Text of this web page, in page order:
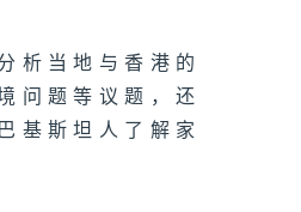
析当地与香港的
问题等议题，还
基斯坦人了解家